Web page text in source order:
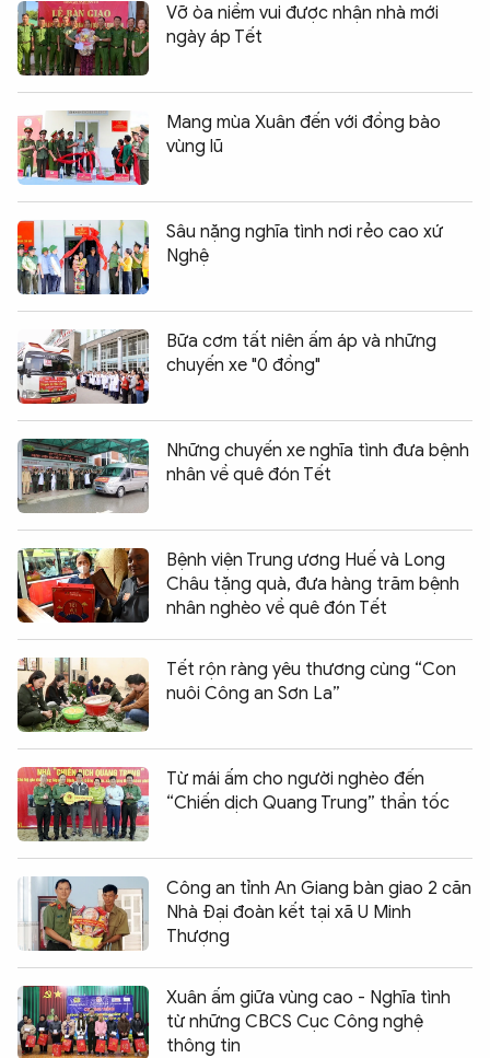
Vỡ òa niềm vui được nhận nhà mới
ngày áp Tết
Mang mùa Xuân đến với đồng bào
vùng lũ
Sâu nặng nghĩa tình nơi rẻo cao xứ
Nghệ
Bữa cơm tất niên ấm áp và những
chuyến xe "0 đồng"
Những chuyến xe nghĩa tình đưa bệnh
nhân về quê đón Tết
Bệnh viện Trung ương Huế và Long
Châu tặng quà, đưa hàng trăm bệnh
nhân nghèo về quê đón Tết
Tết rộn ràng yêu thương cùng “Con
nuôi Công an Sơn La”
Từ mái ấm cho người nghèo đến
“Chiến dịch Quang Trung” thần tốc
Công an tỉnh An Giang bàn giao 2 căn
Nhà Đại đoàn kết tại xã U Minh
Thượng
Xuân ấm giữa vùng cao - Nghĩa tình
từ những CBCS Cục Công nghệ
thông tin